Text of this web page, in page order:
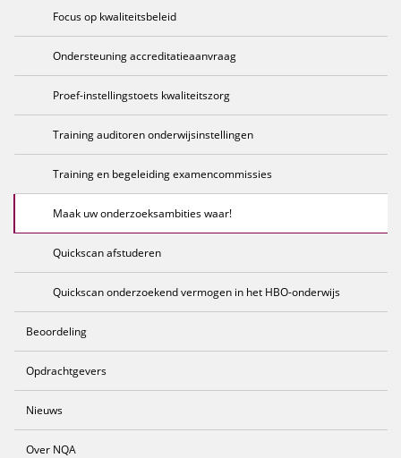
Focus op kwaliteitsbeleid
Ondersteuning accreditatieaanvraag
Proef-instellingstoets kwaliteitszorg
Training auditoren onderwijsinstellingen
Training en begeleiding examencommissies
Maak uw onderzoeksambities waar!
Quickscan afstuderen
Quickscan onderzoekend vermogen in het HBO-onderwijs
Beoordeling
Opdrachtgevers
Nieuws
Over NQA